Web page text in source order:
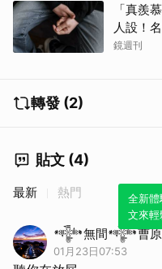
「真羨
人設！
鬧鐘響才
鏡週刊
轉發 (2)
貼文 (4)
全新
文來輕
最新 熱門
𒀱無間𒀱曹
01月23日07:53